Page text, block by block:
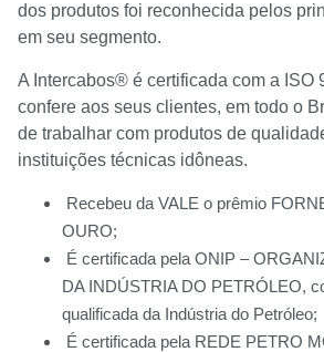
dos produtos foi reconhecida pelos
em seu segmento.
A Intercabos® é certificada com a ISO
confere aos seus clientes, em todo o
de trabalhar com produtos de
instituições técnicas idôneas.
Recebeu da VALE o prêmio
OURO;
É certificada pela ONIP –
DA INDÚSTRIA DO PETRÓLEO,
qualificada da Indústria do Petróleo;
É certificada pela REDE PETRO